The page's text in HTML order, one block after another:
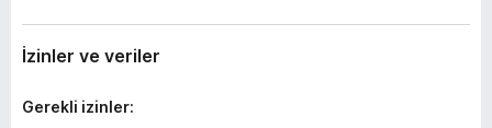
n
y
k
İzinler ve veriler
Gerekli izinler: